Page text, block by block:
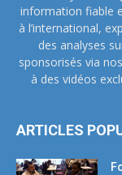
information fiable
à l’international,
des analyses
sponsorisés via
à des vidéos
ARTICLES